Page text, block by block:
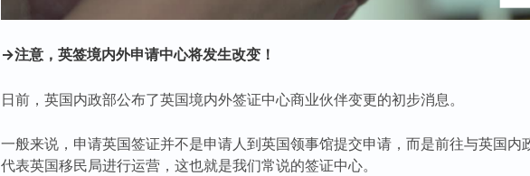
→注意，英签境内外申请中心将发生改变！
日前，英国内政部公布了英国境内外签证中心商业伙伴变更的初步消息。
一般来说，申请英国签证并不是申请人到英国领事馆提交申请，而是前往与英国内
代表英国移民局进行运营，这也就是我们常说的签证中心。